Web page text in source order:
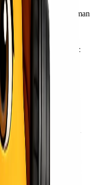
yang sama. Pengiriman
barang retail
B2B seperti:
& site project
jenis barang dan
lebih aman dan
Lionel